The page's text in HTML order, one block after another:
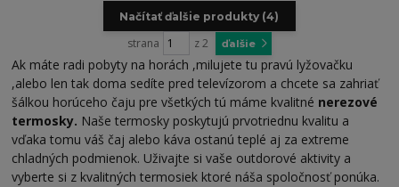
Načítať ďalšie produkty (4)
strana z 2 ďalšie
Ak máte radi pobyty na horách ,milujete tu pravú lyžovačku
,alebo len tak doma sedíte pred televízorom a chcete sa zahriať
šálkou horúceho čaju pre všetkých tú máme kvalitné nerezové
termosky. Naše termosky poskytujú prvotriednu kvalitu a
vďaka tomu váš čaj alebo káva ostanú teplé aj za extreme
chladných podmienok. Uživajte si vaše outdorové aktivity a
vyberte si z kvalitných termosiek ktoré náša spoločnosť ponúka.